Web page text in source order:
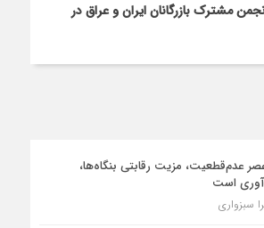
مشترک بازرگانان ایران و عراق در
عدم‌قطعیت، مزیت رقابتی بنگاه‌ها،
است
سبزواری